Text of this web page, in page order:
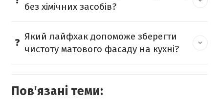
без хімічних засобів?
Який лайфхак допоможе зберегти
чистоту матового фасаду на кухні?
Пов'язані теми: